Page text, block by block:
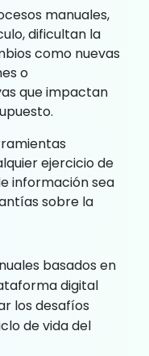
manuales,
dificultan la
como nuevas
o
que impactan
ejercicio de
información sea
sobre la
basados en
digital
los desafíos
de vida del